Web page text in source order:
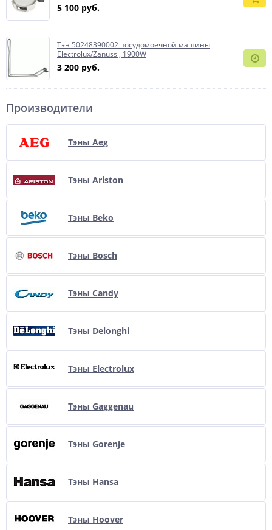
5 100 руб.
Тэн 50248390002 посудомоечной машины
Electrolux/Zanussi, 1900W
3 200 руб.
Производители
Тэны Aeg
Тэны Ariston
Тэны Beko
Тэны Bosch
Тэны Candy
Тэны Delonghi
Тэны Electrolux
Тэны Gaggenau
Тэны Gorenje
Тэны Hansa
Тэны Hoover